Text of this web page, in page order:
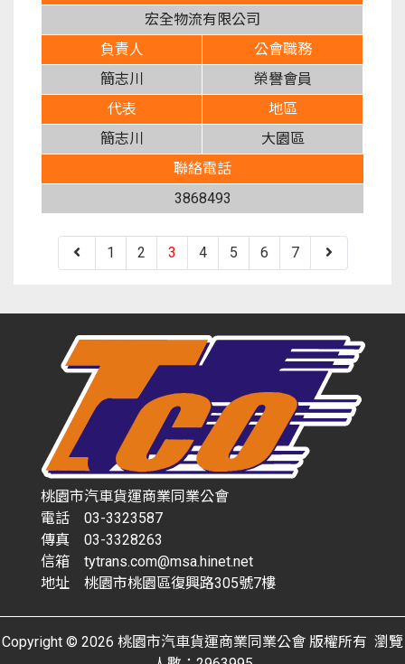
宏全物流有限公司
負責人
簡志川
公會職務
榮譽會員
代表
簡志川
地區
大園區
聯絡電話
3868493
1 2 3 4 5 6 7
桃園市汽車貨運商業同業公會
電話 03-3323587
傳真 03-3328263
信箱 tytrans.com@msa.hinet.net
地址 桃園市桃園區復興路305號7樓
Copyright © 2026 桃園市汽車貨運商業同業公會 版權所有 瀏覽